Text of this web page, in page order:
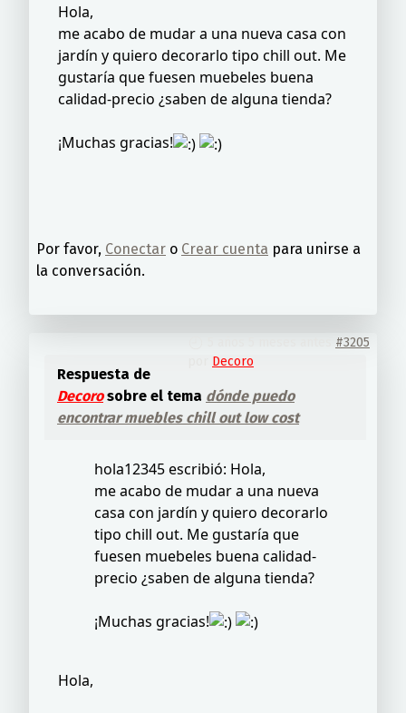
Hola,
me acabo de mudar a una nueva casa con
jardín y quiero decorarlo tipo chill out. Me
gustaría que fuesen muebeles buena
calidad-precio ¿saben de alguna tienda?
¡Muchas gracias!
Por favor, Conectar o Crear cuenta para unirse a
la conversación.
#3205
Decoro
Respuesta de
Decorosobre el tema dónde puedo
encontrar muebles chill out low cost
hola12345 escribió: Hola,
me acabo de mudar a una nueva
casa con jardín y quiero decorarlo
tipo chill out. Me gustaría que
fuesen muebeles buena calidad-
precio ¿saben de alguna tienda?
¡Muchas gracias!
Hola,